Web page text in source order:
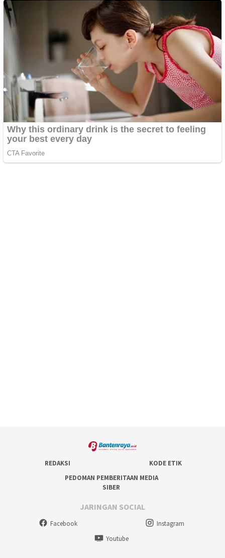
REDAKSI
KODE ETIK
PEDOMAN PEMBERITAAN MEDIA
SIBER
JARINGAN SOCIAL
Facebook
Instagram
Youtube